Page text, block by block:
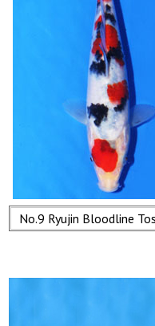
No.9 Ryujin Bloodline